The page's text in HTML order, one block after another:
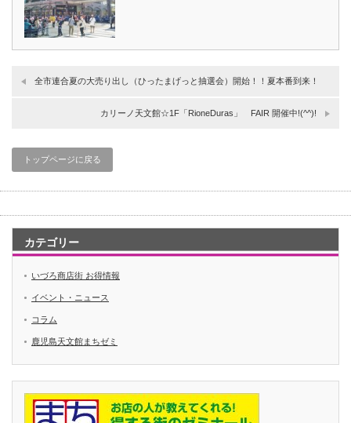
全市連合夏の大売り出し（ひったまげっと抽選会）開始！！夏本番到来！
カリーノ天文館☆1F「RioneDuras」 FAIR 開催中!(^^)!
トップページに戻る
カテゴリー
いづろ商店街 お得情報
イベント・ニュース
コラム
鹿児島天文館まちゼミ